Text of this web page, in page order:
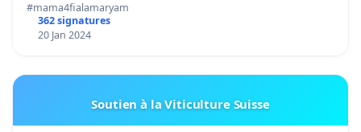
#mama4fialamaryam
362 signatures
20 Jan 2024
Soutien à la Viticulture Suisse